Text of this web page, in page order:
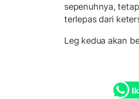
sepenuhnya,
terlepas dari
Leg kedua akan